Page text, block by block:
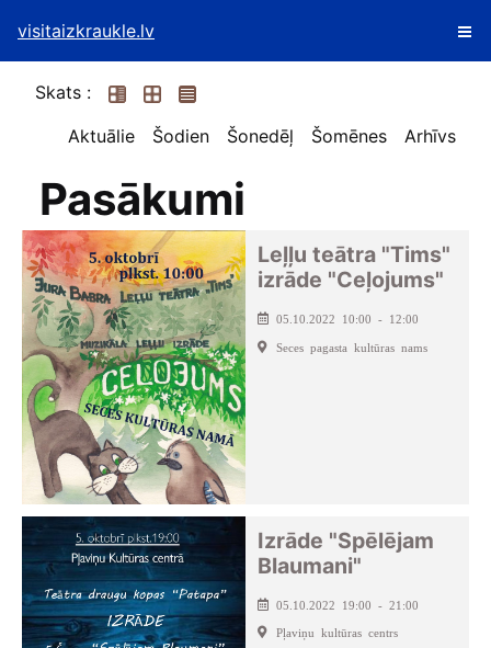
visitaizkraukle.lv
Skats :
Aktuālie
Šodien Šonedēļ Šomēnes Arhīvs
Pasākumi
Leļļu teātra "Tims"
izrāde "Ceļojums"
05.10.2022 10:00 - 12:00
Seces pagasta kultūras nams
Izrāde "Spēlējam
Blaumani"
05.10.2022 19:00 - 21:00
Pļaviņu kultūras centrs